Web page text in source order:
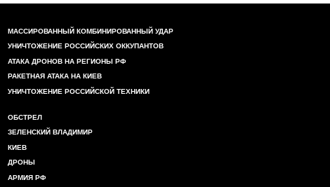
МАССИРОВАННЫЙ КОМБИНИРОВАННЫЙ УДАР
УНИЧТОЖЕНИЕ РОССИЙСКИХ ОККУПАНТОВ
АТАКА ДРОНОВ НА РЕГИОНЫ РФ
РАКЕТНАЯ АТАКА НА КИЕВ
УНИЧТОЖЕНИЕ РОССИЙСКОЙ ТЕХНИКИ
ОБСТРЕЛ
ЗЕЛЕНСКИЙ ВЛАДИМИР
КИЕВ
ДРОНЫ
АРМИЯ РФ